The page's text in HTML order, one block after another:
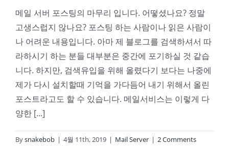
메일 서버 포스팅의 마무리 입니다. 어떻셨나요? 정말
고생스럽지 않나요? 포스팅 하는 사람이나 읽은 사람이
나 어려운 내용입니다. 아마 제 블로그를 검색하셔서 따
라하시기 하는 분들 대부분은 중간에 포기하실 것 같습
니다. 하지만, 검색유입을 위해 올렸다기 보다는 나중에
제가 다시 설치할때 기억을 가다듬어 내기 위해서 올린
포스트라고도 할 수 있습니다. 메일서비스는 이렇게 다
양한 [...]
Bysnakebob | 4월 11th, 2019 | Mail Server | 2 Comments